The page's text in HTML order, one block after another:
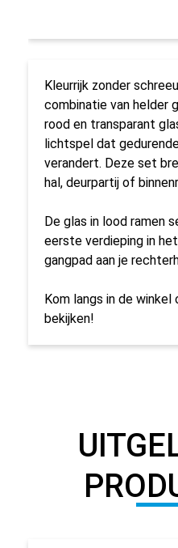
Kleurrijk zonder
combinatie van helder
rood en transparant
lichtspel dat
verandert. Deze set
hal, deurpartij of
De glas in lood ramen
eerste verdieping in
gangpad aan je
Kom langs in de
bekijken!